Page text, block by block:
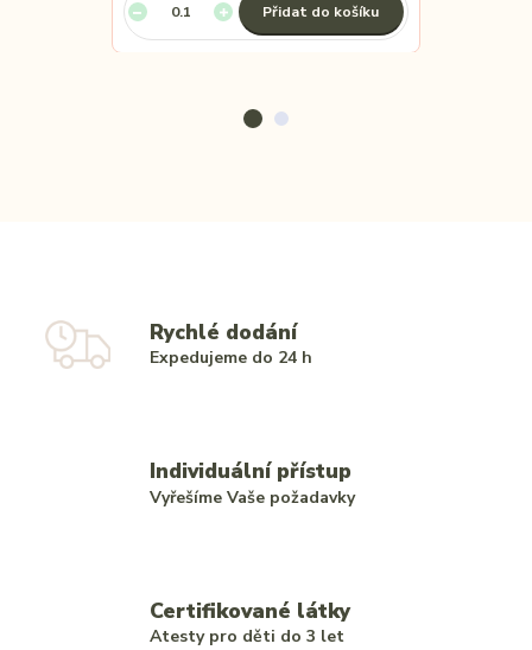
Přidat do košíku
Rychlé dodání
Expedujeme do 24 h
Individuální přístup
Vyřešíme Vaše požadavky
Certifikované látky
Atesty pro děti do 3 let